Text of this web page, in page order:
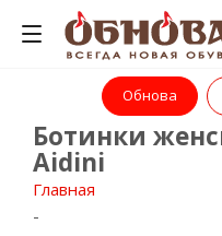
Обнова
Ботинки
Aidini
Главная
-